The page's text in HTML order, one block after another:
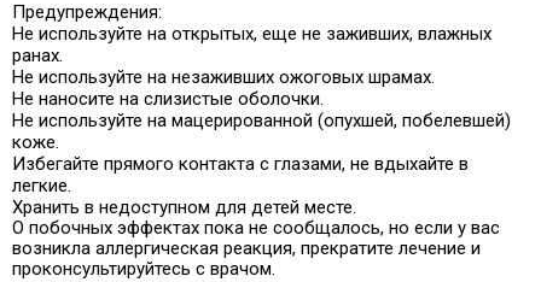
Предупреждения:
Не используйте на открытых, еще не заживших, влажных
ранах.
Не используйте на незаживших ожоговых шрамах.
Не наносите на слизистые оболочки.
Не используйте на мацерированной (опухшей, побелевшей)
коже.
Избегайте прямого контакта с глазами, не вдыхайте в
легкие.
Хранить в недоступном для детей месте.
О побочных эффектах пока не сообщалось, но если у вас
возникла аллергическая реакция, прекратите лечение и
проконсультируйтесь с врачом.